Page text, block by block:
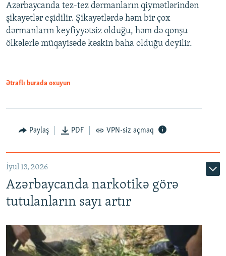
Azərbaycanda tez-tez dərmanların qiymətlərindən
şikayətlər eşidilir. Şikayətlərdə həm bir çox
dərmanların keyfiyyətsiz olduğu, həm də qonşu
ölkələrlə müqayisədə kəskin baha olduğu deyilir.
Ətraflı burada oxuyun
Paylaş PDF VPN-siz açmaq
İyul 13, 2026
Azərbaycanda narkotikə görə
tutulanların sayı artır